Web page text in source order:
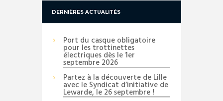
DERNIÈRES ACTUALITÉS
Port du casque obligatoire
pour les trottinettes
électriques dès le 1er
septembre 2026
Partez à la découverte de Lille
avec le Syndicat d’initiative de
Lewarde, le 26 septembre !